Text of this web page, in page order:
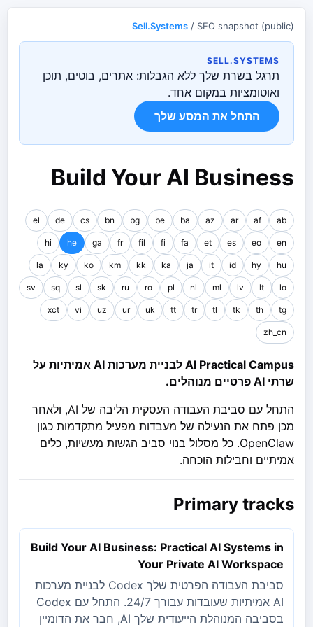
Sell.Systems / SEO snapshot (public)
SELL.SYSTEMS
תרגל בשרת שלך ללא הגבלות: אתרים, בוטים, תוכן
ואוטומציות במקום אחד.
התחל את המסע שלך
Build Your AI Business
ab
af
ar
az
ba
be
bg
bn
cs
de
el
en
eo
es
et
fa
fi
fil
fr
ga
he
hi
hu
hy
id
it
ja
ka
kk
km
ko
ky
la
lo
lt
lv
ml
nl
pl
ro
ru
sk
sl
sq
sv
tg
th
tk
tl
tr
tt
uk
ur
uz
vi
xct
zh_cn
AI Practical Campus לבניית מערכות AI אמיתיות על
שרתי AI פרטיים מנוהלים.
התחל עם סביבת העבודה העסקית הליבה של AI, ולאחר
מכן פתח את הנעילה של מעבדות מפעיל מתקדמות כגון
OpenClaw. כל מסלול בנוי סביב הגשות מעשיות, כלים
אמיתיים וחבילות הוכחה.
Primary tracks
Build Your AI Business: Practical AI Systems in
Your Private AI Workspace
סביבת העבודה הפרטית שלך Codex לבניית מערכות
AI אמיתיות שעובדות עבורך 24/7. התחל עם Codex
בסביבה המנוהלת הייעודית שלך AI, חבר את הדומיין